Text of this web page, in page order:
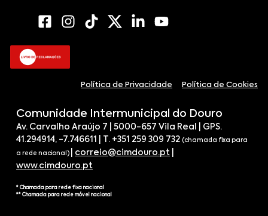
Política de Privacidade Política de Cookies
Comunidade Intermunicipal do Douro
Av. Carvalho Araújo 7 | 5000-657 Vila Real | GPS.
41.294914, -7.746611 | T. +351 259 309 732 (chamada fixa para
a rede nacional) correio@cimdouro.pt
www.cimdouro.pt
* Chamada para rede fixa nacional
** Chamada para rede móvel nacional